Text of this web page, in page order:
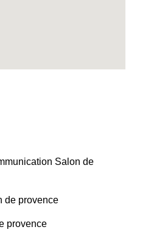
Salon de
de provence
provence